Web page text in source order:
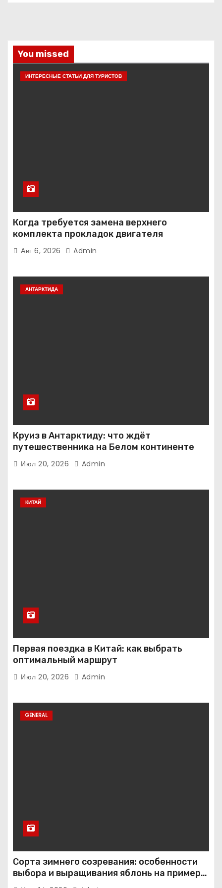
You missed
ИНТЕРЕСНЫЕ СТАТЬИ ДЛЯ ТУРИСТОВ
Когда требуется замена верхнего
комплекта прокладок двигателя
Авг 6, 2026 Admin
АНТАРКТИДА
Круиз в Антарктиду: что ждёт
путешественника на Белом континенте
Июл 20, 2026 Admin
КИТАЙ
Первая поездка в Китай: как выбрать
оптимальный маршрут
Июл 20, 2026 Admin
GENERAL
Сорта зимнего созревания: особенности
выбора и выращивания яблонь на примере
иммунного сорта Кандиль орловский